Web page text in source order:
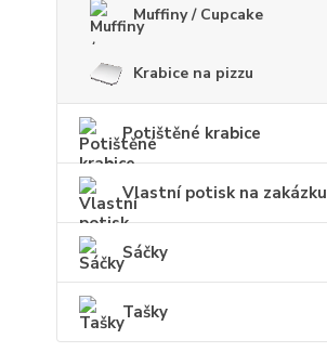
Muffiny / Cupcake
Krabice na pizzu
Potištěné krabice
Vlastní potisk na zakázku
Sáčky
Tašky